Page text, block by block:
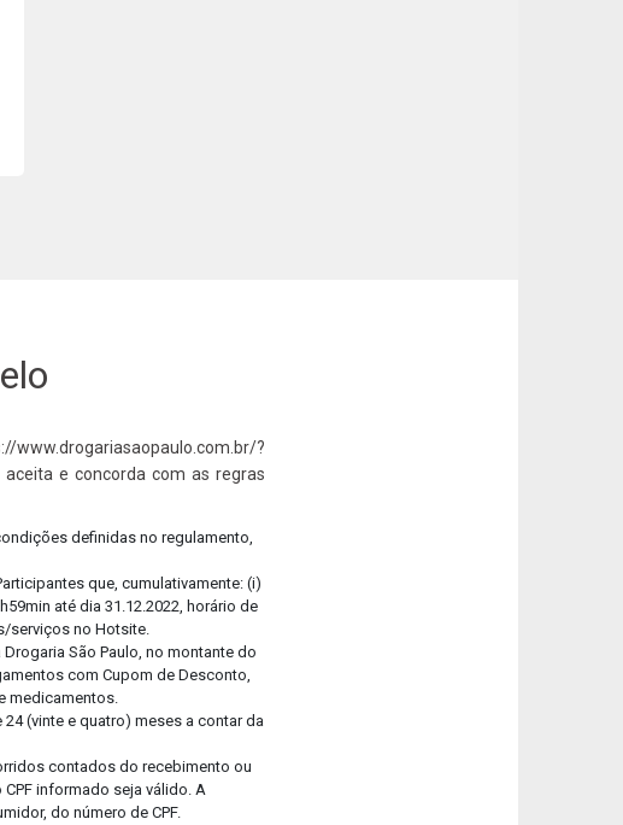
?
e concorda com as regras
definidas no regulamento,
que, cumulativamente: (i)
até dia 31.12.2022, horário de
serviços no Hotsite.
São Paulo, no montante do
com Cupom de Desconto,
medicamentos.
(vinte e quatro) meses a contar da
contados do recebimento ou
informado seja válido. A
do número de CPF.